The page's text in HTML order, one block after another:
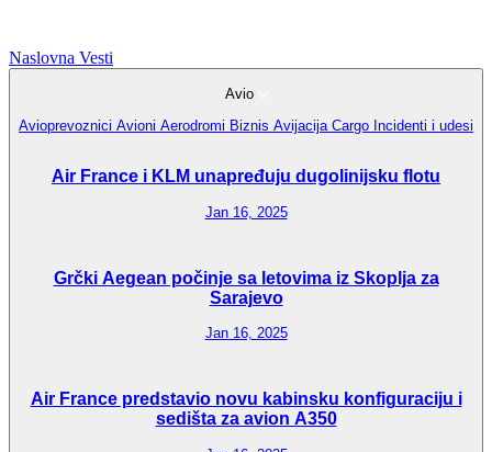
Naslovna Vesti
Avio
Avioprevoznici Avioni Aerodromi Biznis Avijacija Cargo Incidenti i udesi
Air France i KLM unapređuju dugolinijsku flotu
Jan 16, 2025
Grčki Aegean počinje sa letovima iz Skoplja za
Sarajevo
Jan 16, 2025
Air France predstavio novu kabinsku konfiguraciju i
sedišta za avion A350